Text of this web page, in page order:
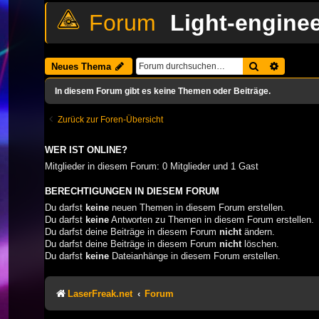
Light-
Neues Thema Suche
In diesem Forum gibt es keine Themen oder Beiträge.
Zurück zur Foren-Übersicht
WER IST ONLINE?
Mitglieder in diesem Forum: 0 Mitglieder und 1 Gast
BERECHTIGUNGEN IN DIESEM FORUM
Du darfst keine neuen Themen in diesem Forum erstellen.
Du darfst keine Antworten zu Themen in diesem Forum erstellen.
Du darfst deine Beiträge in diesem Forum nicht ändern.
Du darfst deine Beiträge in diesem Forum nicht löschen.
Du darfst keine Dateianhänge in diesem Forum erstellen.
LaserFreak.net Forum